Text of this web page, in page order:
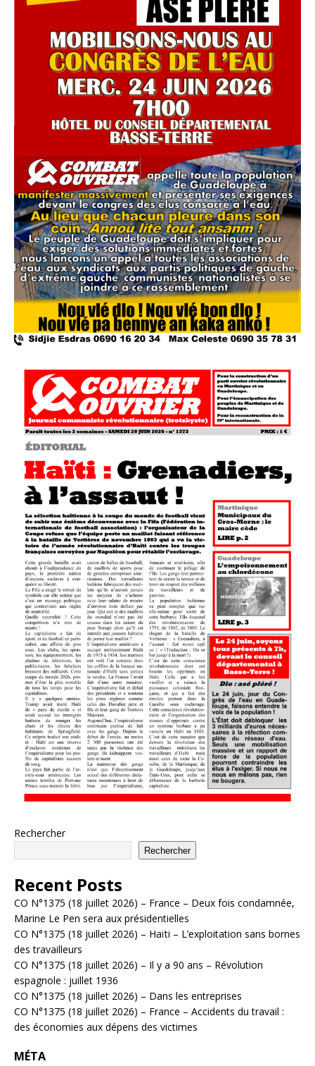
Rechercher
Rechercher
Recent Posts
CO N°1375 (18 juillet 2026) – France – Deux fois condamnée,
Marine Le Pen sera aux présidentielles
CO N°1375 (18 juillet 2026) – Haïti – L’exploitation sans bornes
des travailleurs
CO N°1375 (18 juillet 2026) – Il y a 90 ans – Révolution
espagnole : juillet 1936
CO N°1375 (18 juillet 2026) – Dans les entreprises
CO N°1375 (18 juillet 2026) – France – Accidents du travail :
des économies aux dépens des victimes
MÉTA